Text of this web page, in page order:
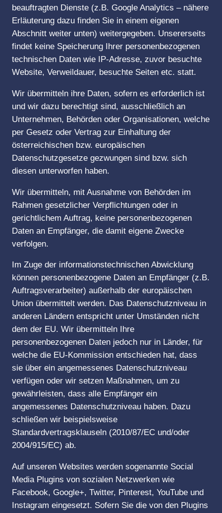
beauftragten Dienste (z.B. Google Analytics – nähere
Erläuterung dazu finden Sie in einem eigenen
Abschnitt weiter unten) weitergegeben. Unsererseits
findet keine Speicherung Ihrer personenbezogenen
technischen Daten wie IP-Adresse, zuvor besuchte
Website, Verweildauer, besuchte Seiten etc. statt.
Wir übermitteln ihre Daten, sofern es erforderlich ist
und wir dazu berechtigt sind, ausschließlich an
Unternehmen, Behörden oder Organisationen, welche
per Gesetz oder Vertrag zur Einhaltung der
österreichischen bzw. europäischen
Datenschutzgesetze gezwungen sind bzw. sich
diesen unterworfen haben.
Wir übermitteln, mit Ausnahme von Behörden im
Rahmen gesetzlicher Verpflichtungen oder in
gerichtlichem Auftrag, keine personenbezogenen
Daten an Empfänger, die damit eigene Zwecke
verfolgen.
Im Zuge der informationstechnischen Abwicklung
können personenbezogene Daten an Empfänger (z.B.
Auftragsverarbeiter) außerhalb der europäischen
Union übermittelt werden. Das Datenschutzniveau in
anderen Ländern entspricht unter Umständen nicht
dem der EU. Wir übermitteln Ihre
personenbezogenen Daten jedoch nur in Länder, für
welche die EU-Kommission entschieden hat, dass
sie über ein angemessenes Datenschutzniveau
verfügen oder wir setzen Maßnahmen, um zu
gewährleisten, dass alle Empfänger ein
angemessenes Datenschutzniveau haben. Dazu
schließen wir beispielsweise
Standardvertragsklauseln (2010/87/EC und/oder
2004/915/EC) ab.
Auf unseren Websites werden sogenannte Social
Media Plugins von sozialen Netzwerken wie
Facebook, Google+, Twitter, Pinterest, YouTube und
Instagram eingesetzt. Sofern Sie die von den Plugins